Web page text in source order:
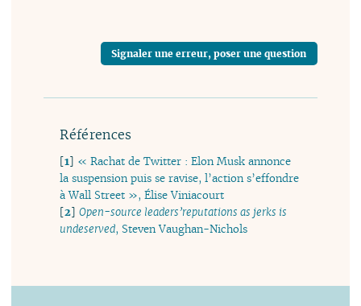
Signaler une erreur, poser une question
Références
[1] « Rachat de Twitter : Elon Musk annonce
la suspension puis se ravise, l’action s’effondre
à Wall Street », Élise Viniacourt
[2]Open-source leaders’reputations as jerks is
undeserved, Steven Vaughan-Nichols